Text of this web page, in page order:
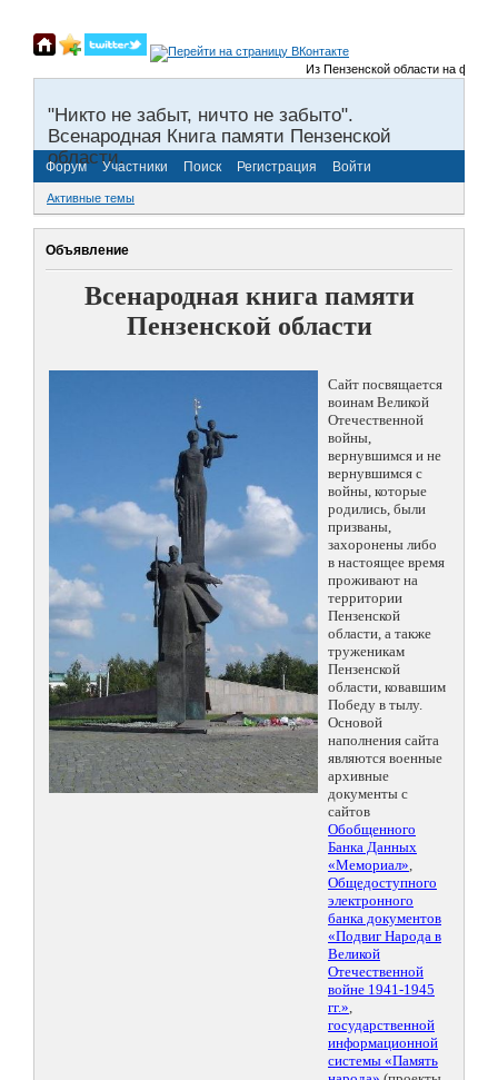
Из Пензенской области на
"Никто не забыт, ничто не забыто".
Всенародная Книга памяти Пензенской
области.
Форум Участники Поиск Регистрация Войти
Активные темы
Объявление
Всенародная книга памяти
Пензенской области
Сайт посвящается
воинам Великой
Отечественной
войны,
вернувшимся и не
вернувшимся с
войны, которые
родились, были
призваны,
захоронены либо
в настоящее время
проживают на
территории
Пензенской
области, а также
труженикам
Пензенской
области, ковавшим
Победу в тылу.
Основой
наполнения сайта
являются военные
архивные
документы с
сайтов
Обобщенного
Банка Данных
«Мемориал»,
Общедоступного
электронного
банка документов
«Подвиг Народа в
Великой
Отечественной
войне 1941-1945
гг.»,
государственной
информационной
системы «Память